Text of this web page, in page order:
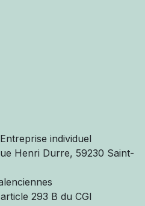
individuel
Henri Durre, 59230 Saint-
293 B du CGI